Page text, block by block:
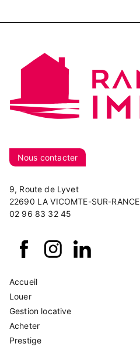
Nous contacter
9, Route de Lyvet
22690 LA VICOMTE-SUR-RANCE
02 96 83 32 45
Accueil
Louer
Gestion locative
Acheter
Prestige